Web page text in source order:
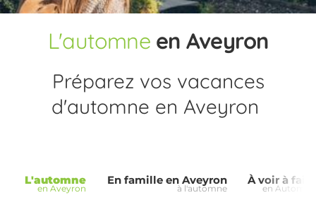
L'automne en Aveyron
Préparez vos vacances
d'automne en Aveyron
L'automne
en Aveyron
En famille en Aveyron
à l'automne
À voir à faire
en Automne